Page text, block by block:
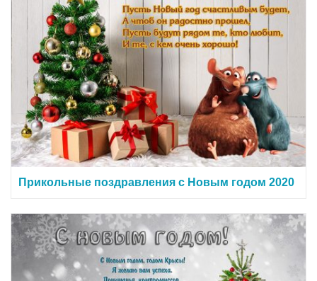
Прикольные поздравления с Новым годом 2020